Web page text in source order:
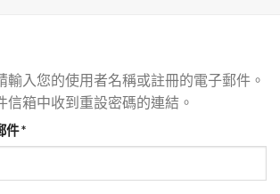
輸入您的使用者名稱或註冊的電子郵件。
信箱中收到重設密碼的連結。
件*必
填